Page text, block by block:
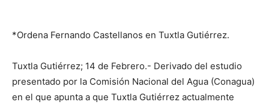
*Ordena Fernando Castellanos en Tuxtla Gutiérrez.
Tuxtla Gutiérrez; 14 de Febrero.- Derivado del estudio
presentado por la Comisión Nacional del Agua (Conagua)
en el que apunta a que Tuxtla Gutiérrez actualmente